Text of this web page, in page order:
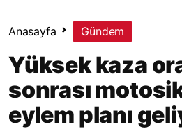
Anasayfa Gündem
Yüksek kaza
sonrası
eylem planı